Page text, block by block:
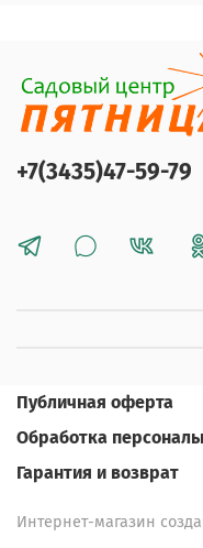
+7(3435)47-59-79
Публичная оферта
Обработка
Гарантия и возврат
Интернет-магазин